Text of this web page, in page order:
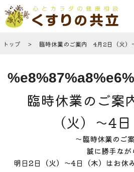
トップ 臨時休業のご案内 4月2日（火）
臨時休業のご
（火）～4日
～臨時休業のご
誠に勝手なが
明日2日（火）～4日（木）はお休